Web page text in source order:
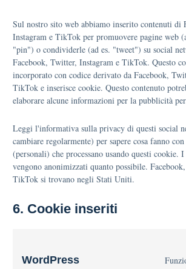
Sul nostro sito web abbiamo inserito contenuti di
Instagram e TikTok per promuovere pagine web
"pin") o condividerle (ad es. "tweet") su social
Facebook, Twitter, Instagram e TikTok. Questo
incorporato con codice derivato da Facebook,
TikTok e inserisce cookie. Questo contenuto
elaborare alcune informazioni per la pubblicità
Leggi l'informativa sulla privacy di questi social
cambiare regolarmente) per sapere cosa fanno
(personali) che processano usando questi cookie.
vengono anonimizzati quanto possibile.
TikTok si trovano negli Stati Uniti.
6. Cookie inseriti
WordPress